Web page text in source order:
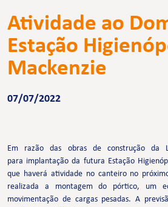
Atividade ao
Estação
Mackenzie
07/07/2022
Em razão das obras de construção da
para implantação da futura Estação
que haverá atividade no canteiro no
realizada a montagem do pórtico, um
movimentação de cargas pesadas. A